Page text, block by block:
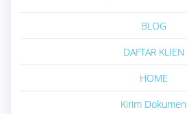
BLOG
DAFTAR KLIEN
HOME
Kirim Dokumen